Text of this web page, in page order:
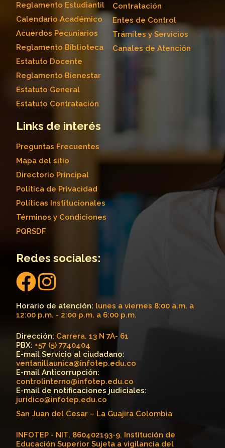
Reglamento Estudiantil
Calendario Académico
Acuerdos Pecuniarios
Reglamento Biblioteca
Estatuto Docente
Reglamento Bienestar
Estatuto General
Estatuto Contratación
Contratación
Entes de Control
Trámites y Servicios
Canales de Atención
Links de interés
Preguntas Frecuentes
Mapa del sitio
Directorio Principal
Política de Privacidad
Políticas Institucionales
Términos y Condiciones
PQRSDF
Redes sociales:
Horario de atención: lunes a viernes 8:00 a.m. a
12:00 p.m. - 2:00 p.m. a 6:00 p.m.
Dirección: Carrera. 13 N 7A- 61
PBX: +57 (5) 7740404
E-mail Servicio al ciudadano:
ventanillaunica@infotep.edu.co
E-mail Anticorrupción:
controlinterno@infotep.edu.co
E-mail de notificaciones judiciales:
juridico@infotep.edu.co
San Juan del Cesar – La Guajira Colombia
INFOTEP - NIT. 860402193-9. Institución de
Educación Superior Sujeta a vigilancia del